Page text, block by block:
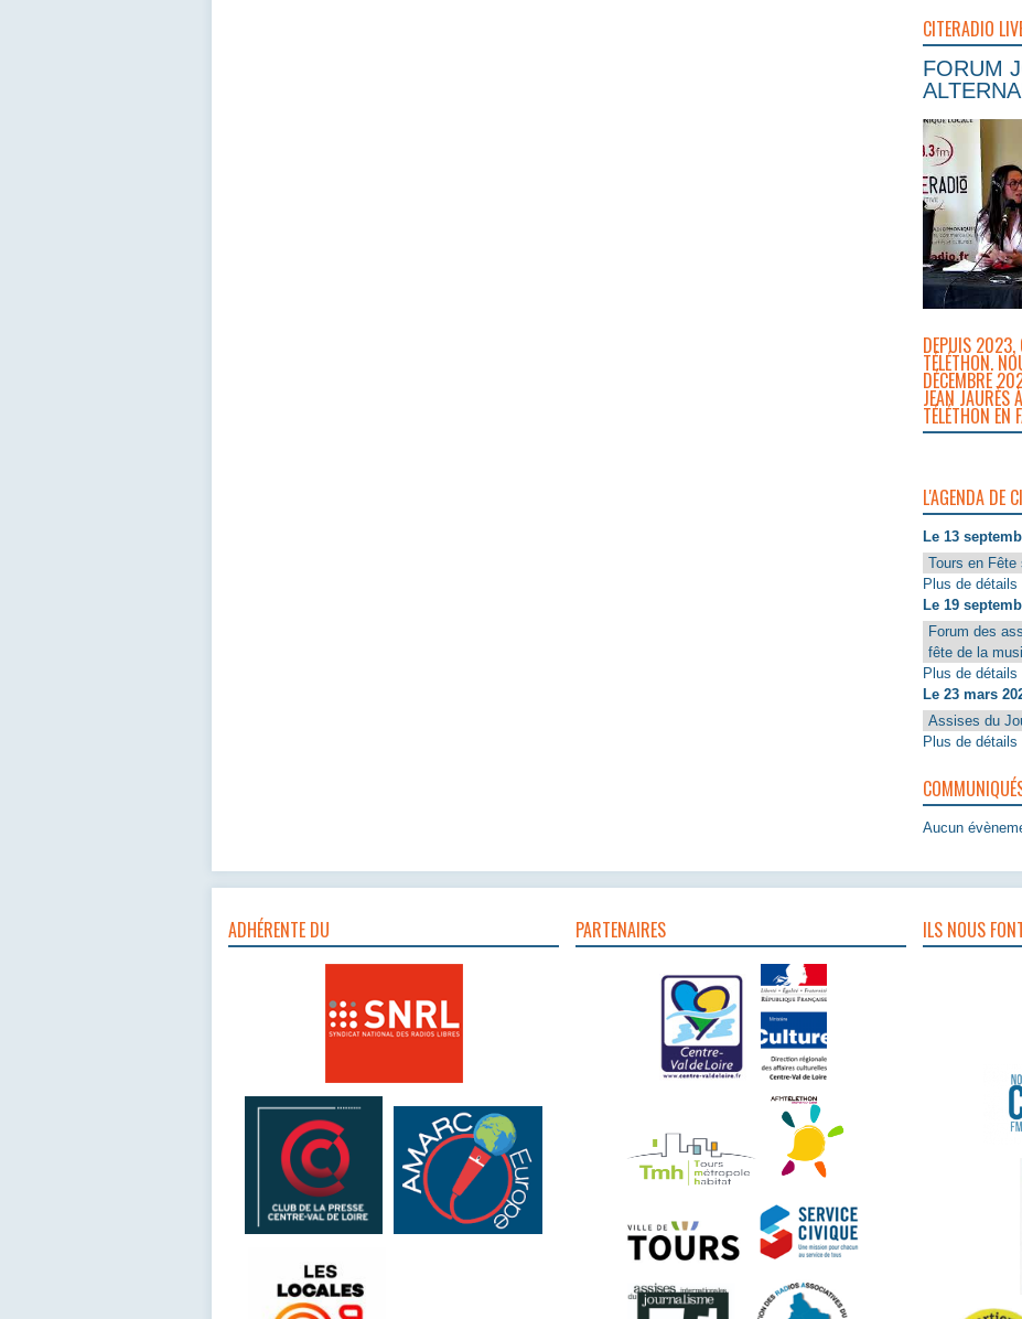
CITERADIO
FORUM
DEPUIS 2023,
TÉLÉTHON.
DÉCEMBRE
JEAN JAURÈS
TÉLÉTHON EN
L'AGENDA DE
Le 13
Tours en Fête
Plus de détails
Le 19
Forum des
fête de la
Plus de détails
Le 23 mars
Assises du
Plus de détails
Aucun
ADHÉRENTE DU PARTENAIRES ILS NOUS